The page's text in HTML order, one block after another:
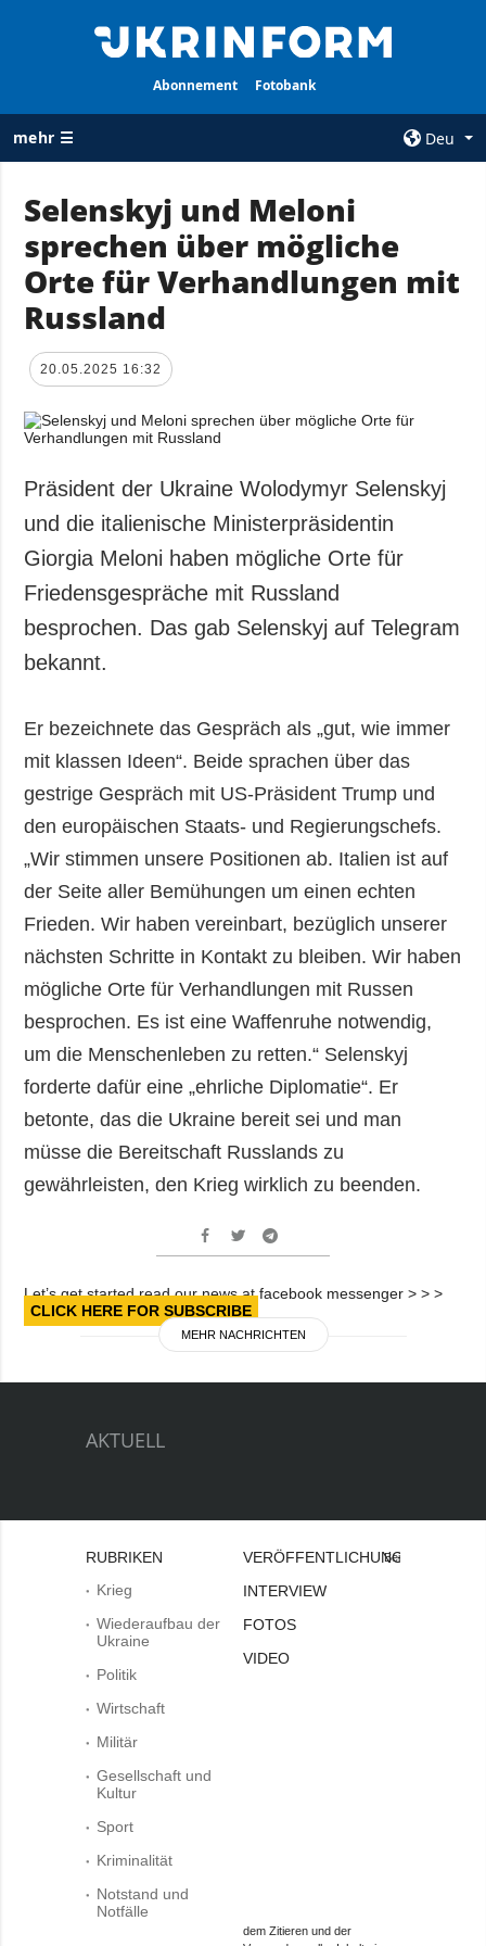
Abonnement Fotobank
mehr ☰
Deu
ALLE
RUBRIKEN
Krieg
Wiederaufbau
der Ukraine
Politik
Wirtschaft
Gesellschaft und
Kultur
Sport
Kriminalität
Notstand und
AGENTUR
Über uns
und zum Schutz
Veröffentlichungen
Interview
Fotos
Video
Abonnement
Fotobank
Selenskyj und Meloni
sprechen über mögliche
Orte für Verhandlungen mit
Russland
20.05.2025 16:32
Präsident der Ukraine Wolodymyr Selenskyj
und die italienische Ministerpräsidentin
Giorgia Meloni haben mögliche Orte für
Friedensgespräche mit Russland
besprochen. Das gab Selenskyj auf Telegram
bekannt.
Er bezeichnete das Gespräch als „gut, wie immer
mit klassen Ideen“. Beide sprachen über das
gestrige Gespräch mit US-Präsident Trump und
den europäischen Staats- und Regierungschefs.
„Wir stimmen unsere Positionen ab. Italien ist auf
der Seite aller Bemühungen um einen echten
Frieden. Wir haben vereinbart, bezüglich unserer
nächsten Schritte in Kontakt zu bleiben. Wir haben
mögliche Orte für Verhandlungen mit Russen
besprochen. Es ist eine Waffenruhe notwendig,
um die Menschenleben zu retten.“ Selenskyj
forderte dafür eine „ehrliche Diplomatie“. Er
betonte, das die Ukraine bereit sei und man
müsse die Bereitschaft Russlands zu
gewährleisten, den Krieg wirklich zu beenden.
Let’s get started read our news at facebook messenger > > >
CLICK HERE FOR SUBSCRIBE
MEHR NACHRICHTEN
AKTUELL
RUBRIKEN
Krieg
Wiederaufbau der
Ukraine
Politik
Wirtschaft
Militär
Gesellschaft und
Kultur
Sport
Kriminalität
Notstand und
Notfälle
VERÖFFENTLICHUNGEN
INTERVIEW
FOTOS
VIDEO
Bei
dem Zitieren und der